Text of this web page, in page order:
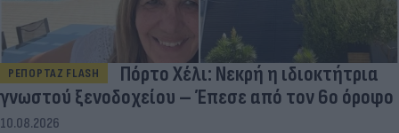
ΡΕΠΟΡΤΑΖ FLASH
Πόρτο Χέλι: Νεκρή η ιδιοκτήτρια
γνωστού ξενοδοχείου – Έπεσε από τον 6ο όροφο
10.08.2026